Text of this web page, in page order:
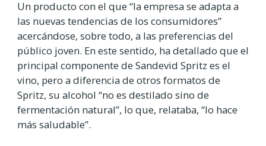
Un producto con el que “la empresa se adapta a
las nuevas tendencias de los consumidores”
acercándose, sobre todo, a las preferencias del
público joven. En este sentido, ha detallado que el
principal componente de Sandevid Spritz es el
vino, pero a diferencia de otros formatos de
Spritz, su alcohol “no es destilado sino de
fermentación natural”, lo que, relataba, “lo hace
más saludable”.